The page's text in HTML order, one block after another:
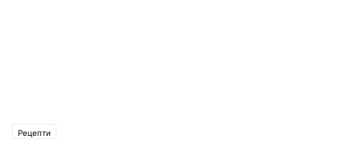
Рецепти